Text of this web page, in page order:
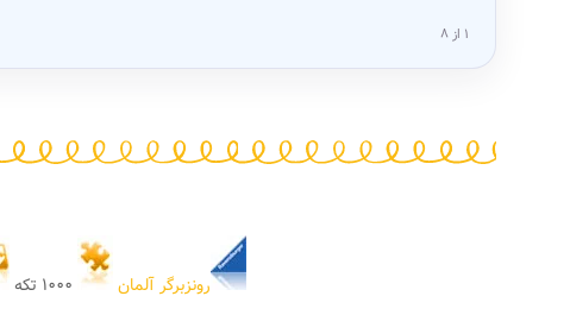
۱ از ۸
رونزبرگر آلمان